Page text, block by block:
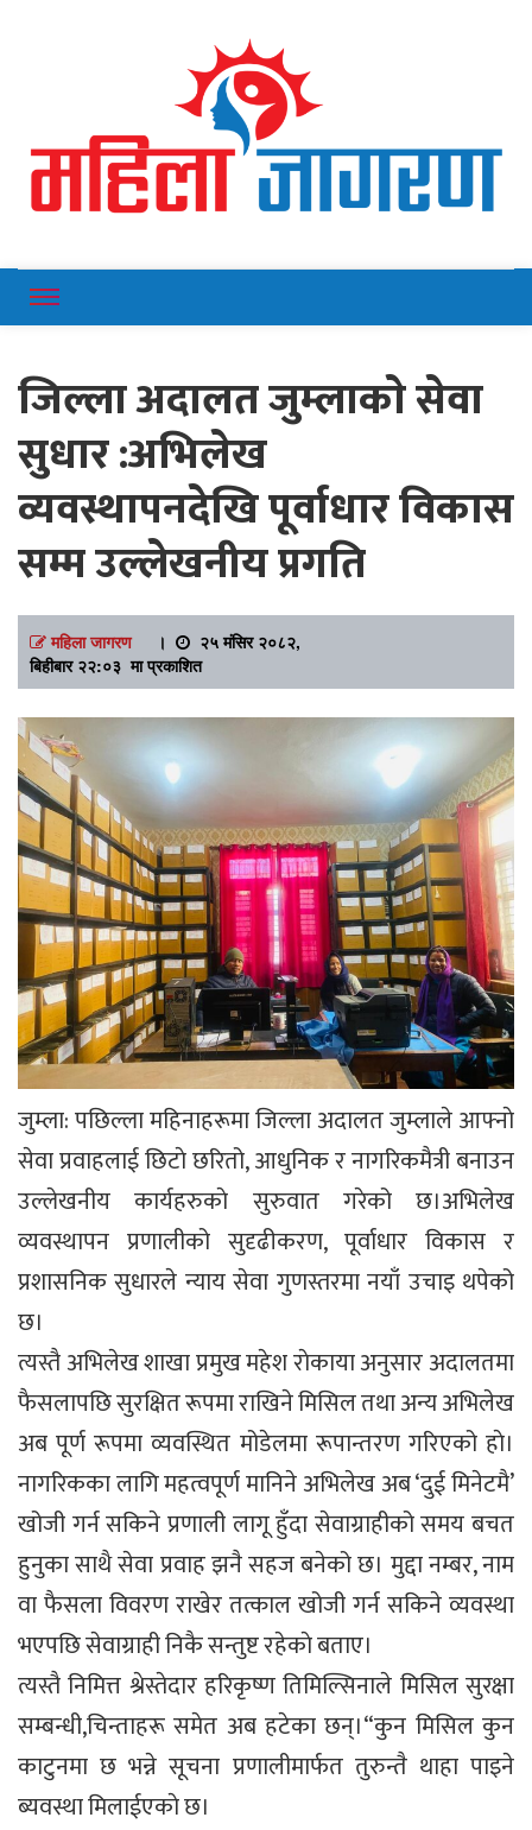
Mahilajagaran
जिल्ला अदालत जुम्लाकाे सेवा
सुधार :अभिलेख
व्यवस्थापनदेखि पूर्वाधार विकास
सम्म उल्लेखनीय प्रगति
महिला जागरण।
२५ मंसिर २०८२,
बिहीबार २२:०३ मा प्रकाशित
जुम्ला: पछिल्ला महिनाहरूमा जिल्ला अदालत जुम्लाले आफ्नाे
सेवा प्रवाहलाई छिटाे छरितो, आधुनिक र नागरिकमैत्री बनाउन
उल्लेखनीय कार्यहरुकाे सुरुवात गरेको छ।अभिलेख
व्यवस्थापन प्रणालीको सुदृढीकरण, पूर्वाधार विकास र
प्रशासनिक सुधारले न्याय सेवा गुणस्तरमा नयाँ उचाइ थपेको
छ।
त्यस्तै अभिलेख शाखा प्रमुख महेश राेकाया अनुसार अदालतमा
फैसलापछि सुरक्षित रूपमा राखिने मिसिल तथा अन्य अभिलेख
अब पूर्ण रूपमा व्यवस्थित मोडेलमा रूपान्तरण गरिएको हाे।
नागरिकका लागि महत्वपूर्ण मानिने अभिलेख अब ‘दुई मिनेटमै’
खोजी गर्न सकिने प्रणाली लागू हुँदा सेवाग्राहीको समय बचत
हुनुका साथै सेवा प्रवाह झनै सहज बनेको छ। मुद्दा नम्बर, नाम
वा फैसला विवरण राखेर तत्काल खोजी गर्न सकिने व्यवस्था
भएपछि सेवाग्राही निकै सन्तुष्ट रहेकाे बताए।
त्यस्तै निमित्त श्रेस्तेदार हरिकृष्ण तिमिल्सिनाले मिसिल सुरक्षा
सम्बन्धी,चिन्ताहरू समेत अब हटेका छन्।“कुन मिसिल कुन
काटुनमा छ भन्ने सूचना प्रणालीमार्फत तुरुन्तै थाहा पाइने
ब्यवस्था मिलाईएकाे छ।